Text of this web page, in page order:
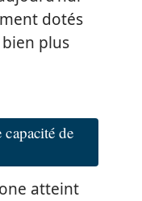
dotés
plus
de
atteint